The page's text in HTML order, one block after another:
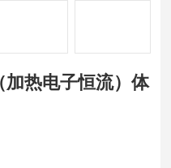
加热电子恒流）体